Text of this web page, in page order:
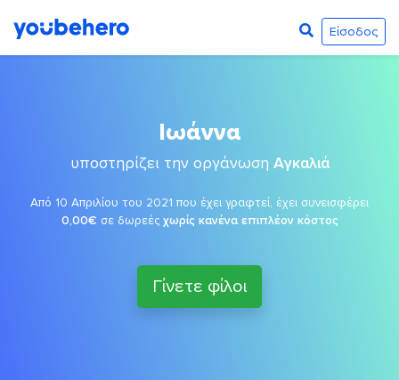
Είσοδος
Ιωάννα
υποστηρίζει την οργάνωση Αγκαλιά
Από 10 Απριλίου του 2021 που έχει γραφτεί, έχει συνεισφέρει
0,00€ σε δωρεές χωρίς κανένα επιπλέον κόστος
Γίνετε φίλοι